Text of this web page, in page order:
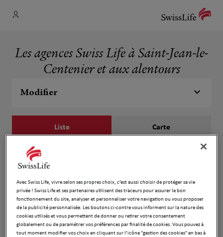
Les agences Swiss Life à Saint-Jean-le-
Centenier et aux alentours
Modifier
Liste Carte
1
07580 Saint Jean le Centenier
Fermé actuellement
Numéro
Voir plus
Avec Swiss Life, vivre selon ses propres choix, c’est aussi choisir de protéger sa vie
privée ! Swiss Life et ses partenaires utilisent des traceurs pour assurer le bon
fonctionnement du site, analyser et personnaliser votre navigation ou vous proposer
de la publicité personnalisée. Les boutons ci-contre vous informent sur la nature des
cookies utilisés et vous permettent de donner ou retirer votre consentement
globalement ou de paramétrer vos préférences par finalité de cookies. Vous pouvez à
tout moment modifier vos choix en cliquant sur l’icône "gestion des cookies" en bas à